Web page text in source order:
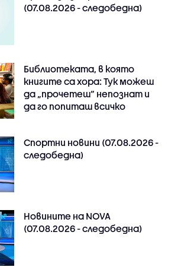
(07.08.2026 - следобедна)
Библиотеката, в която
книгите са хора: Тук можеш
да „прочетеш“ непознат и
да го попиташ всичко
Спортни новини (07.08.2026 -
следобедна)
Новините на NOVA
(07.08.2026 - следобедна)